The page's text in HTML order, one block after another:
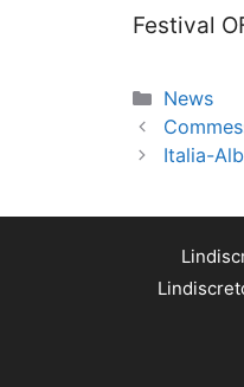
Festival
Categorie
News
Italia-